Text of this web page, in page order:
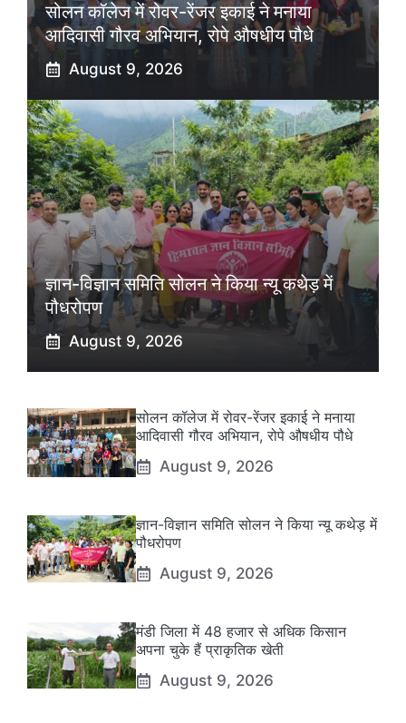
सोलन कॉलेज में रोवर-रेंजर इकाई ने मनाया
आदिवासी गौरव अभियान, रोपे औषधीय पौधे
August 9, 2026
ज्ञान-विज्ञान समिति सोलन ने किया न्यू कथेड़ में
पौधरोपण
August 9, 2026
सोलन कॉलेज में रोवर-रेंजर इकाई ने मनाया
आदिवासी गौरव अभियान, रोपे औषधीय पौधे
August 9, 2026
ज्ञान-विज्ञान समिति सोलन ने किया न्यू कथेड़ में
पौधरोपण
August 9, 2026
मंडी जिला में 48 हजार से अधिक किसान
अपना चुके हैं प्राकृतिक खेती
August 9, 2026